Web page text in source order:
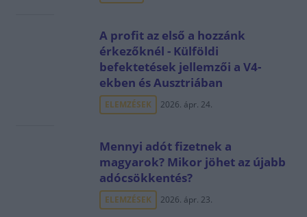
A profit az első a hozzánk
érkezőknél - Külföldi
befektetések jellemzői a V4-
ekben és Ausztriában
ELEMZÉSEK 2026. ápr. 24.
Mennyi adót fizetnek a
magyarok? Mikor jöhet az újabb
adócsökkentés?
ELEMZÉSEK 2026. ápr. 23.